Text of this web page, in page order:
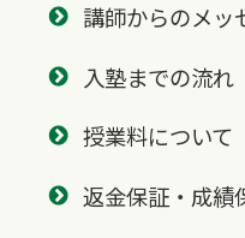
講師からのメッ
入塾までの流れ
授業料について
返金保証・成績